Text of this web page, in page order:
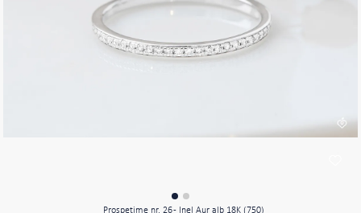
Prospeţime nr. 26 - Inel Aur alb 18K (750)